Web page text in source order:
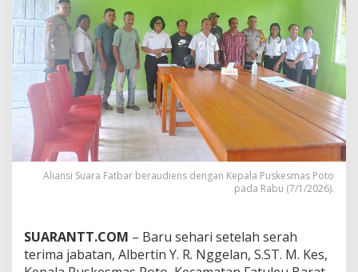
Aliansi Suara Fatbar beraudiens dengan Kepala Puskesmas Poto
pada Rabu (7/1/2026).
SUARANTT.COM – Baru sehari setelah serah
terima jabatan, Albertin Y. R. Nggelan, S.ST. M. Kes,